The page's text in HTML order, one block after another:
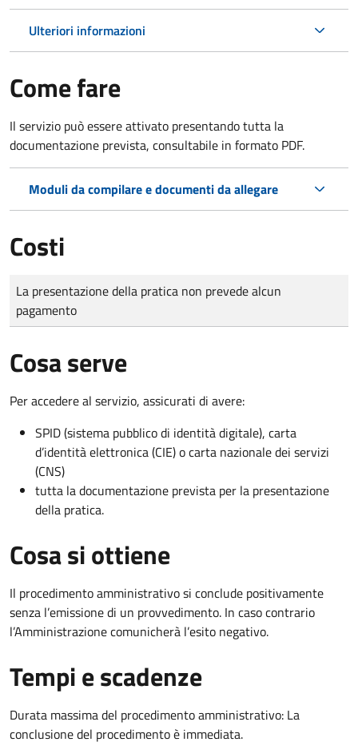
Ulteriori informazioni
Come fare
Il servizio può essere attivato presentando tutta la
documentazione prevista, consultabile in formato PDF.
Moduli da compilare e documenti da allegare
Costi
Tipo di pagamento
Importo
La presentazione della pratica non prevede alcun
pagamento
Cosa serve
Per accedere al servizio, assicurati di avere:
SPID (sistema pubblico di identità digitale), carta
d’identità elettronica (CIE) o carta nazionale dei servizi
(CNS)
tutta la documentazione prevista per la presentazione
della pratica.
Cosa si ottiene
Il procedimento amministrativo si conclude positivamente
senza l’emissione di un provvedimento. In caso contrario
l’Amministrazione comunicherà l’esito negativo.
Tempi e scadenze
Durata massima del procedimento amministrativo: La
conclusione del procedimento è immediata.